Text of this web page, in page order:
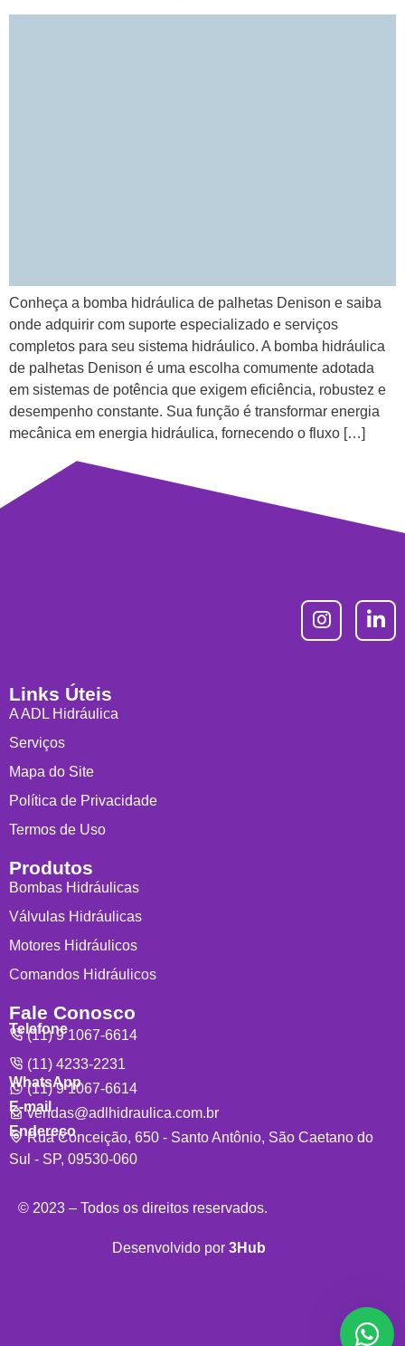
Conheça a bomba hidráulica de palhetas Denison e saiba
onde adquirir com suporte especializado e serviços
completos para seu sistema hidráulico. A bomba hidráulica
de palhetas Denison é uma escolha comumente adotada
em sistemas de potência que exigem eficiência, robustez e
desempenho constante. Sua função é transformar energia
mecânica em energia hidráulica, fornecendo o fluxo […]
Links Úteis
A ADL Hidráulica
Serviços
Mapa do Site
Política de Privacidade
Termos de Uso
Produtos
Bombas Hidráulicas
Válvulas Hidráulicas
Motores Hidráulicos
Comandos Hidráulicos
Fale Conosco
Telefone
(11) 9 1067-6614
(11) 4233-2231
WhatsApp
(11) 9 1067-6614
E-mail
vendas@adlhidraulica.com.br
Endereço
Rua Conceição, 650 - Santo Antônio, São Caetano do
Sul - SP, 09530-060
© 2023 – Todos os direitos reservados.
Desenvolvido por 3Hub